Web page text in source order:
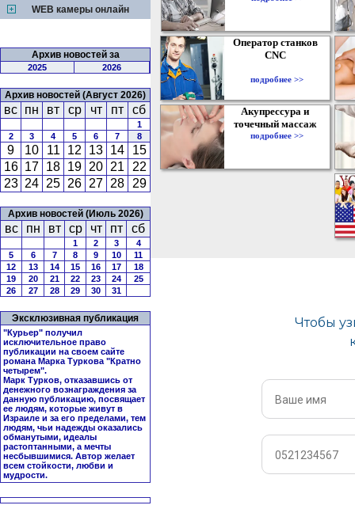
WEB камеры онлайн
Архив новостей за
2025 2026
Архив новостей (Август 2026)
вс пн вт ср чт пт сб
1
2
3 4 5 6 7 8
9 10 11 12 13 14
15
16 17 18 19 20 21
22
23 24 25 26 27 28 29
Архив новостей (Июль 2026)
вс пн вт ср чт пт сб
1 2 3
4
5
6 7 8 9 10
11
12
13 14 15 16 17
18
19
20 21 22 23 24
25
26
27 28 29 30 31
Эксклюзивная публикация
"Курьер" получил
исключительное право
публикации на своем сайте
романа Марка Туркова "Кратно
четырем".
Марк Турков, отказавшись от
денежного вознаграждения за
данную публикацию, посвящает
ее людям, которые живут в
Израиле и за его пределами, тем
людям, чьи надежды оказались
обманутыми, идеалы
растоптанными, а мечты
несбывшимися. Автор желает
всем стойкости, любви и
мудрости.
Оператор станков
CNC
подробнее >>
Акупрессура и
точечный массаж
подробнее >>